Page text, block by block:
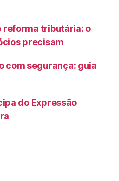
reforma tributária: o
precisam
com segurança: guia
do Expressão